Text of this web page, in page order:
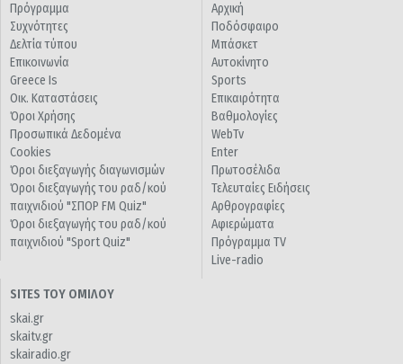
Πρόγραμμα
Συχνότητες
Δελτία τύπου
Επικοινωνία
Greece Is
Οικ. Καταστάσεις
Όροι Χρήσης
Προσωπικά Δεδομένα
Cookies
Όροι διεξαγωγής διαγωνισμών
Όροι διεξαγωγής του ραδ/κού
παιχνιδιού "ΣΠΟΡ FM Quiz"
Όροι διεξαγωγής του ραδ/κού
παιχνιδιού "Sport Quiz"
Αρχική
Ποδόσφαιρο
Μπάσκετ
Αυτοκίνητο
Sports
Επικαιρότητα
Βαθμολογίες
WebTv
Enter
Πρωτοσέλιδα
Τελευταίες Ειδήσεις
Αρθρογραφίες
Αφιερώματα
Πρόγραμμα TV
Live-radio
SITES ΤΟΥ ΟΜΙΛΟΥ
skai.gr
skaitv.gr
skairadio.gr